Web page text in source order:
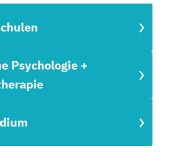
Psychologie +